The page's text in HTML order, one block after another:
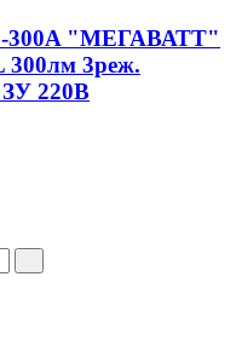
300A "МЕГАВАТТ"
300лм 3реж.
220В